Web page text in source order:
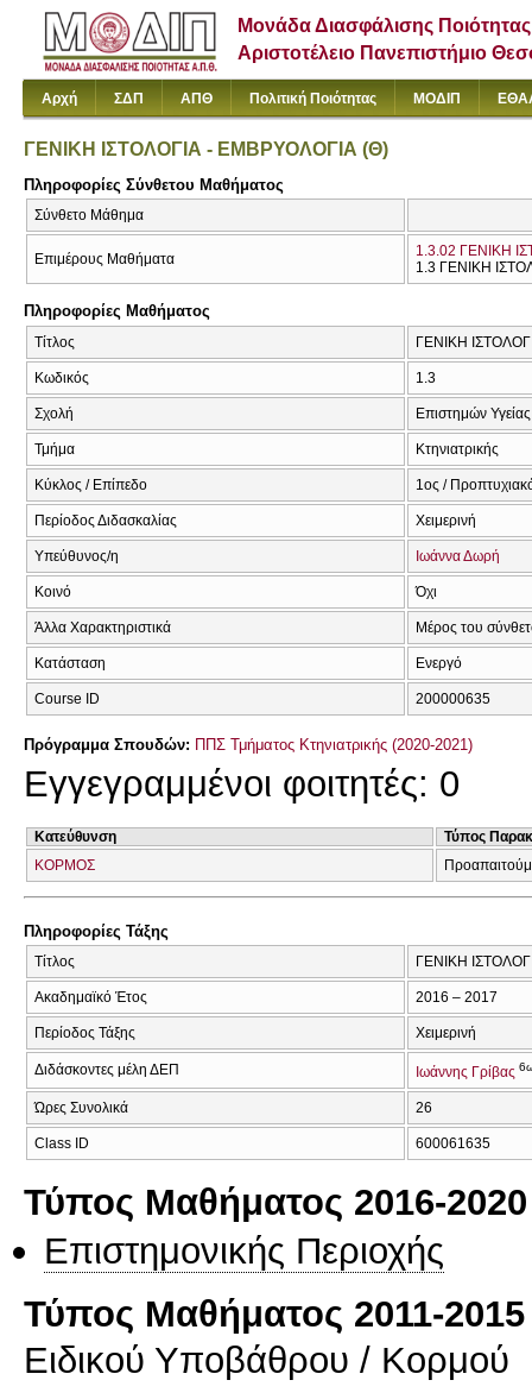
Μονάδα Διασφάλισης Ποιότητας
Αριστοτέλειο Πανεπιστήμιο
Αρχή ΣΔΠ ΑΠΘ Πολιτική Ποιότητας ΜΟΔΙΠ
ΓΕΝΙΚΗ ΙΣΤΟΛΟΓΙΑ - ΕΜΒΡΥΟΛΟΓΙΑ (Θ)
Πληροφορίες Σύνθετου Μαθήματος
Σύνθετο Μάθημα
Επιμέρους Μαθήματα
1.3.02 ΓΕΝΙΚΗ
1.3 ΓΕΝΙΚΗ
Πληροφορίες Μαθήματος
Τίτλος ΓΕΝΙΚΗ
Κωδικός 1.3
Σχολή Επιστημών Υγείας
Τμήμα Κτηνιατρικής
Κύκλος / Επίπεδο 1ος /
Περίοδος Διδασκαλίας Χειμερινή
Υπεύθυνος/η Ιωάννα Δωρή
Κοινό Όχι
Άλλα Χαρακτηριστικά Μέρος του
Κατάσταση Ενεργό
Course ID 200000635
Πρόγραμμα Σπουδών: ΠΠΣ Τμήματος Κτηνιατρικής (2020-2021)
Εγγεγραμμένοι φοιτητές: 0
Κατεύθυνση
Τύπος
ΚΟΡΜΟΣ
Πληροφορίες Τάξης
Τίτλος ΓΕΝΙΚΗ
Ακαδημαϊκό Έτος 2016 – 2017
Περίοδος Τάξης Χειμερινή
Διδάσκοντες μέλη ΔΕΠ Ιωάννης Γρίβας
Ώρες Συνολικά 26
Class ID 600061635
Τύπος Μαθήματος 2016-2020
Επιστημονικής Περιοχής
Τύπος Μαθήματος 2011-2015
Ειδικού Υποβάθρου / Κορμού